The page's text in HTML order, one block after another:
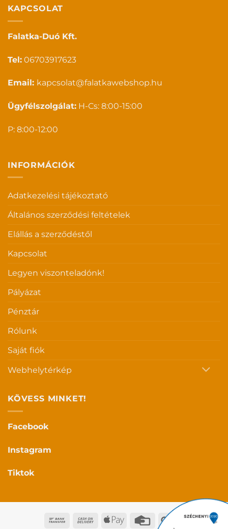
KAPCSOLAT
Falatka-Duó Kft.
Tel: 06703917623
Email: kapcsolat@falatkawebshop.hu
Ügyfélszolgálat: H-Cs: 8:00-15:00
P: 8:00-12:00
INFORMÁCIÓK
Adatkezelési tájékoztató
Általános szerződési feltételek
Elállás a szerződéstől
Kapcsolat
Legyen viszonteladónk!
Pályázat
Pénztár
Rólunk
Saját fiók
Webhelytérkép
KÖVESS MINKET!
Facebook
Instagram
Tiktok
Bank
Cash
Apple
Credit
Google